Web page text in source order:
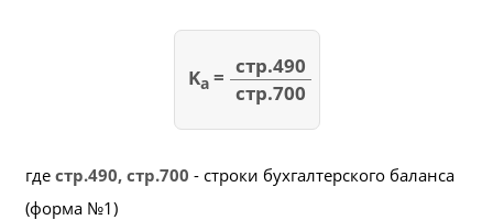
Kа= стр.490
стр.700
где стр.490, стр.700 - строки бухгалтерского баланса
(форма №1)